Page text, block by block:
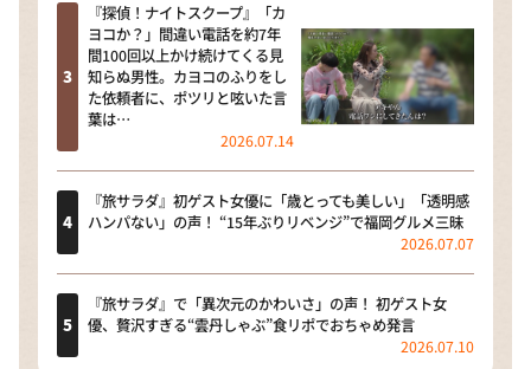
『探偵！ナイトスクープ』「カ
ヨコか？」間違い電話を約7年
間100回以上かけ続けてくる見
知らぬ男性。カヨコのふりをし
た依頼者に、ポツリと呟いた言
葉は…
2026.07.14
『旅サラダ』初ゲスト女優に「歳とっても美しい」「透明感
ハンパない」の声！ “15年ぶりリベンジ”で福岡グルメ三昧
2026.07.07
『旅サラダ』で「異次元のかわいさ」の声！ 初ゲスト女
優、贅沢すぎる“雲丹しゃぶ”食リポでおちゃめ発言
2026.07.10